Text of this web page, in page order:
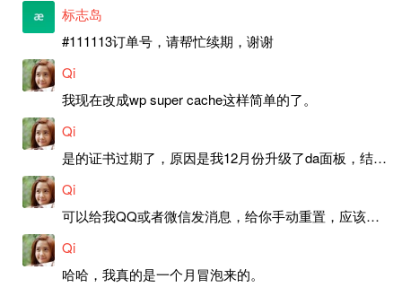
标志岛
#111113订单号，请帮忙续期，谢谢
Qi
我现在改成wp super cache这样简单的了。
Qi
是的证书过期了，原因是我12月份升级了da面板，结果后台证书就不更新了，目前还在排查问题。切换PHP版本现在没有了，因为DA新版不支持。
Qi
可以给我QQ或者微信发消息，给你手动重置，应该是服务器插件有问题了，这个wp的主题太老了，导致现在好多的问题，网站的签到功能也是因为这个原因导致的。
Qi
哈哈，我真的是一个月冒泡来的。